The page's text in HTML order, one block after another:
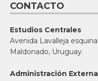
CONTACTO
Estudios Centrales
Avenida Lavalleja
Maldonado, Uruguay.
Administración